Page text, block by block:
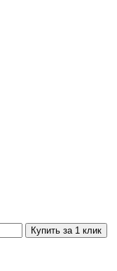
Купить за 1 клик